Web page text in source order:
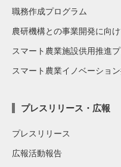
職務作成プログラム
農研機構との事業開発に向け
スマート農業施設供用推進
スマート農業イノベーショ
プレスリリース・広報
プレスリリース
広報活動報告